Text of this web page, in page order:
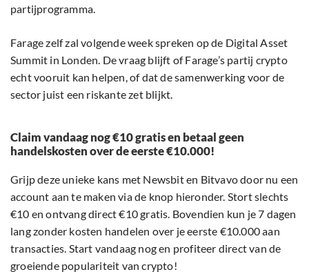
partijprogramma.
Farage zelf zal volgende week spreken op de Digital Asset
Summit in Londen. De vraag blijft of Farage’s partij crypto
echt vooruit kan helpen, of dat de samenwerking voor de
sector juist een riskante zet blijkt.
Claim vandaag nog €10 gratis en betaal geen
handelskosten over de eerste €10.000!
Grijp deze unieke kans met Newsbit en Bitvavo door nu een
account aan te maken via de knop hieronder. Stort slechts
€10 en ontvang direct €10 gratis. Bovendien kun je 7 dagen
lang zonder kosten handelen over je eerste €10.000 aan
transacties. Start vandaag nog en profiteer direct van de
groeiende populariteit van crypto!